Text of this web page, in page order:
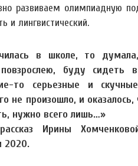
развиваем олимпиадную
и лингвистический.
в школе, то
буду сидеть
то серьезные и
не произошло, и
нужно всего лишь…»
Ирины
2020.